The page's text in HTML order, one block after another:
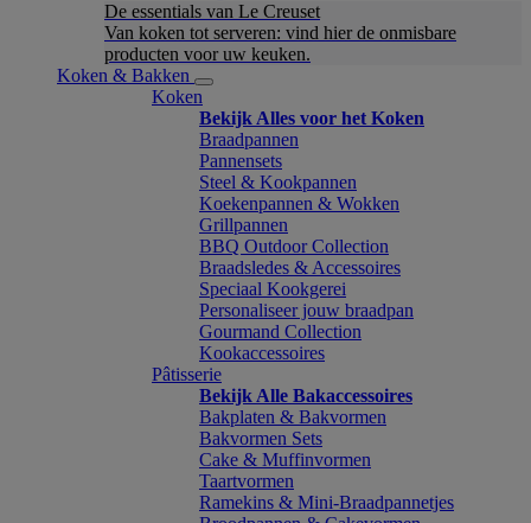
De essentials van Le Creuset
Van koken tot serveren: vind hier de onmisbare
producten voor uw keuken.
Koken & Bakken
Koken
Bekijk Alles voor het Koken
Braadpannen
Pannensets
Steel & Kookpannen
Koekenpannen & Wokken
Grillpannen
BBQ Outdoor Collection
Braadsledes & Accessoires
Speciaal Kookgerei
Personaliseer jouw braadpan
Gourmand Collection
Kookaccessoires
Pâtisserie
Bekijk Alle Bakaccessoires
Bakplaten & Bakvormen
Bakvormen Sets
Cake & Muffinvormen
Taartvormen
Ramekins & Mini-Braadpannetjes